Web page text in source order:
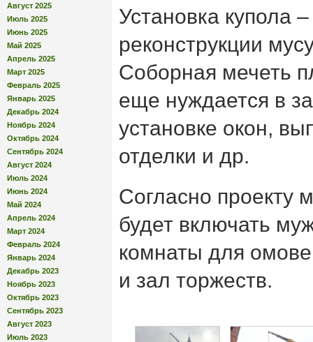
Август 2025
Июль 2025
Июнь 2025
Май 2025
Апрель 2025
Март 2025
Февраль 2025
Январь 2025
Декабрь 2024
Ноябрь 2024
Октябрь 2024
Сентябрь 2024
Август 2024
Июль 2024
Июнь 2024
Май 2024
Апрель 2024
Март 2024
Февраль 2024
Январь 2024
Декабрь 2023
Ноябрь 2023
Октябрь 2023
Сентябрь 2023
Август 2023
Июль 2023
Установка купола
реконструкции
Соборная мечеть
еще нуждается в
установке окон,
отделки и др.
Согласно проекту
будет включать
комнаты для
и зал торжеств.